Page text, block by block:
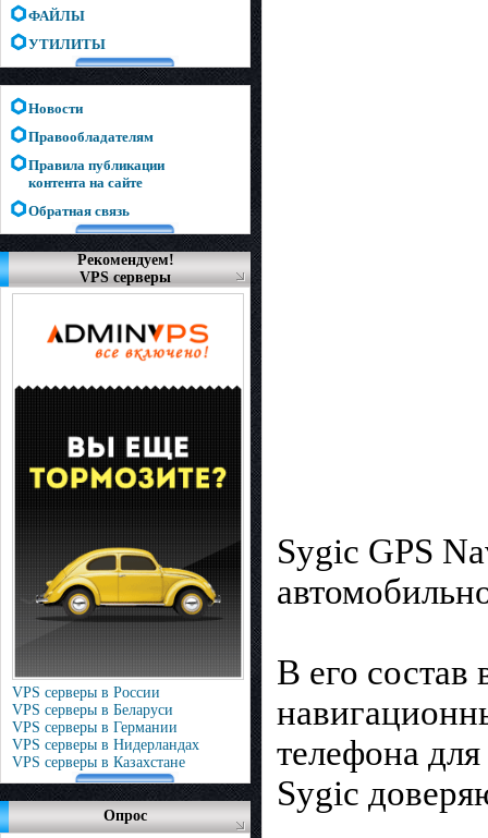
ФАЙЛЫ
УТИЛИТЫ
Новости
Правообладателям
Правила публикации
контента на сайте
Обратная связь
Рекомендуем!
VPS серверы
VPS серверы в России
VPS серверы в Беларуси
VPS серверы в Германии
VPS серверы в Нидерландах
VPS серверы в Казахстане
Опрос
Sygic GPS
В его
телефона
Sygic